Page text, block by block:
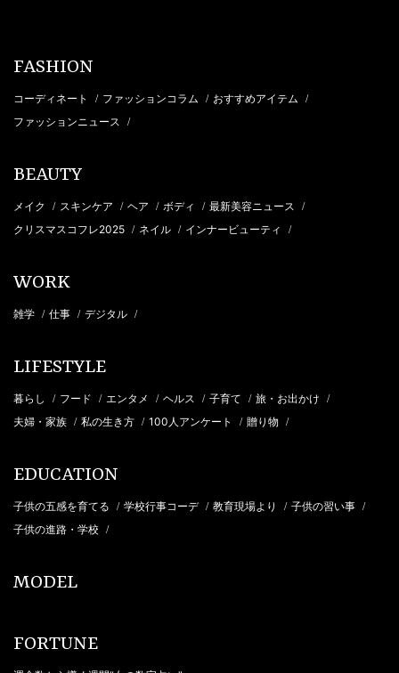
FASHION
コーディネート / ファッションコラム / おすすめアイテム /
ファッションニュース /
BEAUTY
メイク / スキンケア / ヘア / ボディ / 最新美容ニュース /
クリスマスコフレ2025 / ネイル / インナービューティ /
WORK
雑学 / 仕事 / デジタル /
LIFESTYLE
暮らし / フード / エンタメ / ヘルス / 子育て / 旅・お出かけ /
夫婦・家族 / 私の生き方 / 100人アンケート / 贈り物 /
EDUCATION
子供の五感を育てる / 学校行事コーデ / 教育現場より / 子供の習い事 /
子供の進路・学校 /
MODEL
FORTUNE